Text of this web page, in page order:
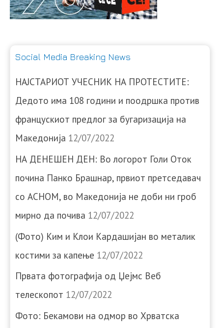
Social Media Breaking News
НАЈСТАРИОТ УЧЕСНИК НА ПРОТЕСТИТЕ:
Дедото има 108 години и поодршка против
францускиот предлог за бугаризација на
Македонија 12/07/2022
НА ДЕНЕШЕН ДЕН: Во логорот Голи Оток
почина Панко Брашнар, првиот претседавач
со АСНОМ, во Македонија не доби ни гроб
мирно да почива 12/07/2022
(Фото) Ким и Клои Кардашијан во металик
костими за капење 12/07/2022
Првата фотографија од Џејмс Веб
телескопот 12/07/2022
Фото: Бекамови на одмор во Хрватска